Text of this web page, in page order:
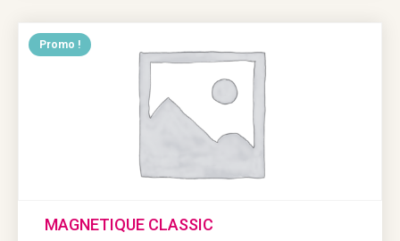
Promo !
MAGNETIQUE CLASSIC